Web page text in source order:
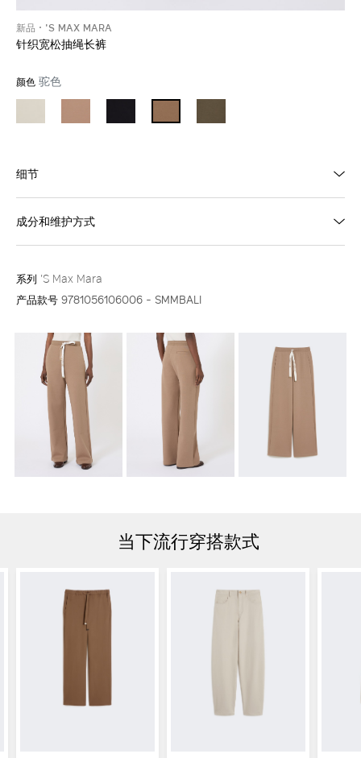
新品 'S MAX MARA
针织宽松抽绳长裤
颜色 驼色
细节
成分和维护方式
系列 'S Max Mara
产品款号 9781056106006 - SMMBALI
当下流行穿搭款式